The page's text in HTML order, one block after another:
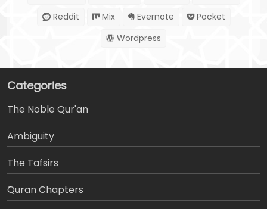
Reddit
Mix Evernote
Pocket
Wordpress
Categories
The Noble Qur'an
Ambiguity
The Tafsirs
َQuran Chapters